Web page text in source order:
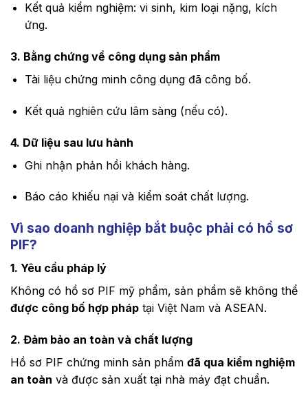
Kết quả kiểm nghiệm: vi sinh, kim loại nặng, kích
ứng.
3. Bằng chứng về công dụng sản phẩm
Tài liệu chứng minh công dụng đã công bố.
Kết quả nghiên cứu lâm sàng (nếu có).
4. Dữ liệu sau lưu hành
Ghi nhận phản hồi khách hàng.
Báo cáo khiếu nại và kiểm soát chất lượng.
Vì sao doanh nghiệp bắt buộc phải có hồ sơ
PIF?
1. Yêu cầu pháp lý
Không có hồ sơ PIF mỹ phẩm, sản phẩm sẽ không thể
được công bố hợp pháp tại Việt Nam và ASEAN.
2. Đảm bảo an toàn và chất lượng
Hồ sơ PIF chứng minh sản phẩm đã qua kiểm nghiệm
an toàn và được sản xuất tại nhà máy đạt chuẩn.